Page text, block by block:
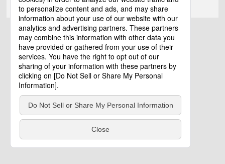
© Panasonic Electric Works Co., Ltd.